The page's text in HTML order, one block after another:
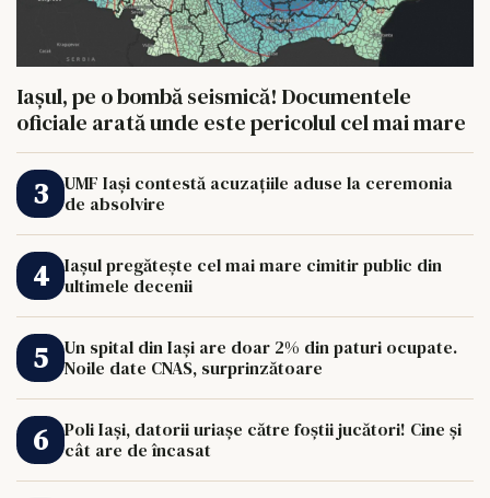
Iașul, pe o bombă seismică! Documentele
oficiale arată unde este pericolul cel mai mare
UMF Iași contestă acuzațiile aduse la ceremonia
de absolvire
Iașul pregătește cel mai mare cimitir public din
ultimele decenii
Un spital din Iași are doar 2% din paturi ocupate.
Noile date CNAS, surprinzătoare
Poli Iași, datorii uriașe către foștii jucători! Cine și
cât are de încasat